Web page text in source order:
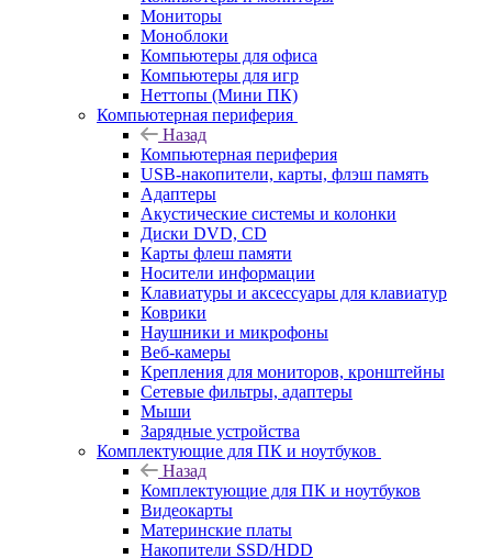
Мониторы
Моноблоки
Компьютеры для офиса
Компьютеры для игр
Неттопы (Мини ПК)
Компьютерная периферия
Назад
Компьютерная периферия
USB-накопители, карты, флэш память
Адаптеры
Акустические системы и колонки
Диски DVD, CD
Карты флеш памяти
Носители информации
Клавиатуры и аксессуары для клавиатур
Коврики
Наушники и микрофоны
Веб-камеры
Крепления для мониторов, кронштейны
Сетевые фильтры, адаптеры
Мыши
Зарядные устройства
Комплектующие для ПК и ноутбуков
Назад
Комплектующие для ПК и ноутбуков
Видеокарты
Материнские платы
Накопители SSD/HDD